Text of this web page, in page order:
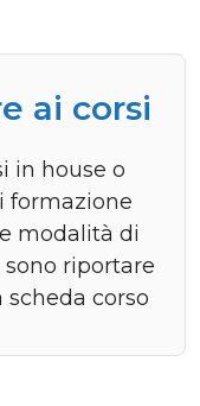
ai corsi
in house o
formazione
modalità di
riportare
scheda corso